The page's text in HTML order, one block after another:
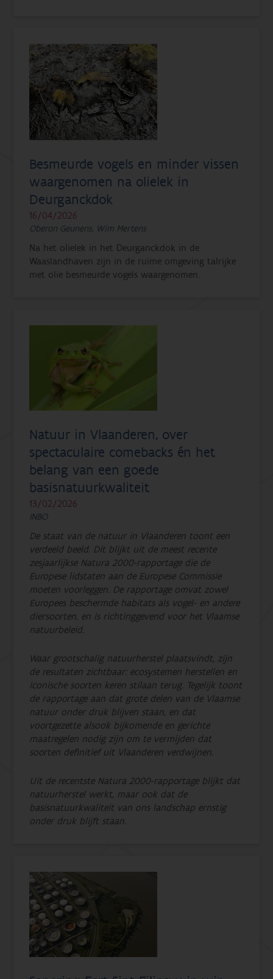
Besmeurde vogels en minder vissen
waargenomen na olielek in
Deurganckdok
16/04/2026
Oberon Geunens, Wim Mertens
Na het olielek in het Deurganckdok in de
Waaslandhaven zijn in de ruime omgeving talrijke
met olie besmeurde vogels waargenomen.
Natuur in Vlaanderen, over
spectaculaire comebacks én het
belang van een goede
basisnatuurkwaliteit
13/02/2026
INBO
De staat van de natuur in Vlaanderen toont een
verdeeld beeld. Dit blijkt uit de meest recente
zesjaarlijkse Natura 2000-rapportage die de
Europese lidstaten aan de Europese Commissie
moeten voorleggen. De rapportage omvat zowel
Europees beschermde habitats als vogel- en andere
diersoorten, en is richtinggevend voor het Vlaamse
natuurbeleid.
Waar grootschalig natuurherstel plaatsvindt, zijn
de resultaten zichtbaar: ecosystemen herstellen en
iconische soorten keren stilaan terug. Tegelijk toont
de rapportage aan dat grote delen van de Vlaamse
natuur onder druk blijven staan, en dat
voortgezette alsook bijkomende en gerichte
maatregelen nodig zijn om te vermijden dat
soorten definitief uit Vlaanderen verdwijnen.
Uit de recentste Natura 2000-rapportage blijkt dat
natuurherstel werkt, maar ook dat de
basisnatuurkwaliteit van ons landschap ernstig
onder druk blijft staan.